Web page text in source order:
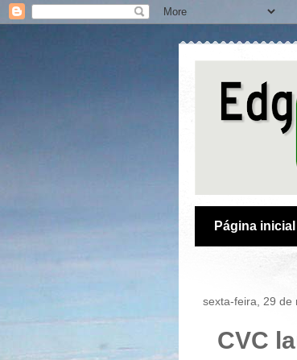
Página inicial
sexta-feira, 29 de
CVC